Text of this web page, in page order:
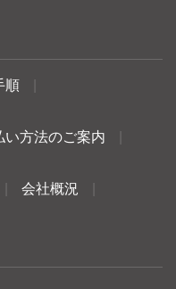
順
い方法のご案内
会社概況